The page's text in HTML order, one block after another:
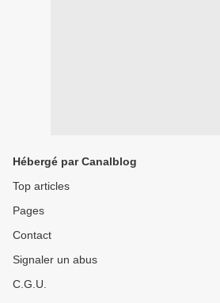
Hébergé par Canalblog
Top articles
Pages
Contact
Signaler un abus
C.G.U.